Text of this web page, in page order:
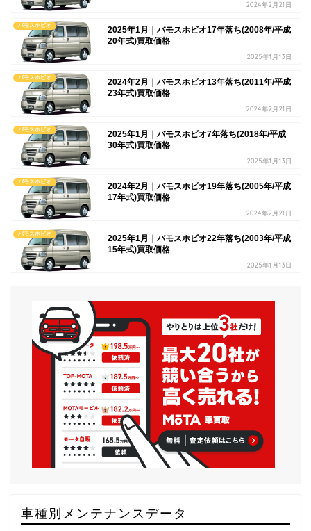
2024年2月21日
バモスホビオ
2025年1月｜バモスホビオ17年落ち(2008年/平成
20年式)買取価格
2025年1月13日
バモスホビオ
2024年2月｜バモスホビオ13年落ち(2011年/平成
23年式)買取価格
2024年2月21日
バモスホビオ
2025年1月｜バモスホビオ7年落ち(2018年/平成
30年式)買取価格
2025年1月13日
バモスホビオ
2024年2月｜バモスホビオ19年落ち(2005年/平成
17年式)買取価格
2024年2月21日
バモスホビオ
2025年1月｜バモスホビオ22年落ち(2003年/平成
15年式)買取価格
2025年1月13日
車種別メンテナンスデータ